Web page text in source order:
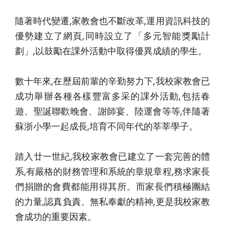
隨著時代變遷,家教會也不斷改革,運用資訊科技的
優勢建立了網頁,同時設立了「多元智能獎勵計
劃」,以鼓勵在課外活動中取得優異成績的學生。
數十年來,在歷屆前輩的辛勤努力下,我校家教會已
成功舉辦各種各樣豐富多采的課外活動,包括春
遊、聖誕聯歡晚會、謝師宴、陸運會等等,伴隨著
蘇浙小學一起成長,培育不同年代的莘莘學子。
踏入廿一世紀,我校家教會已建立了一套完善的體
系,有嚴格的財務管理和系統的章規章程,務求家長
們捐贈的會費都能用得其所。而家長們積極團結
的力量,認真負責、無私奉獻的精神,更是我校家教
會成功的重要因素。